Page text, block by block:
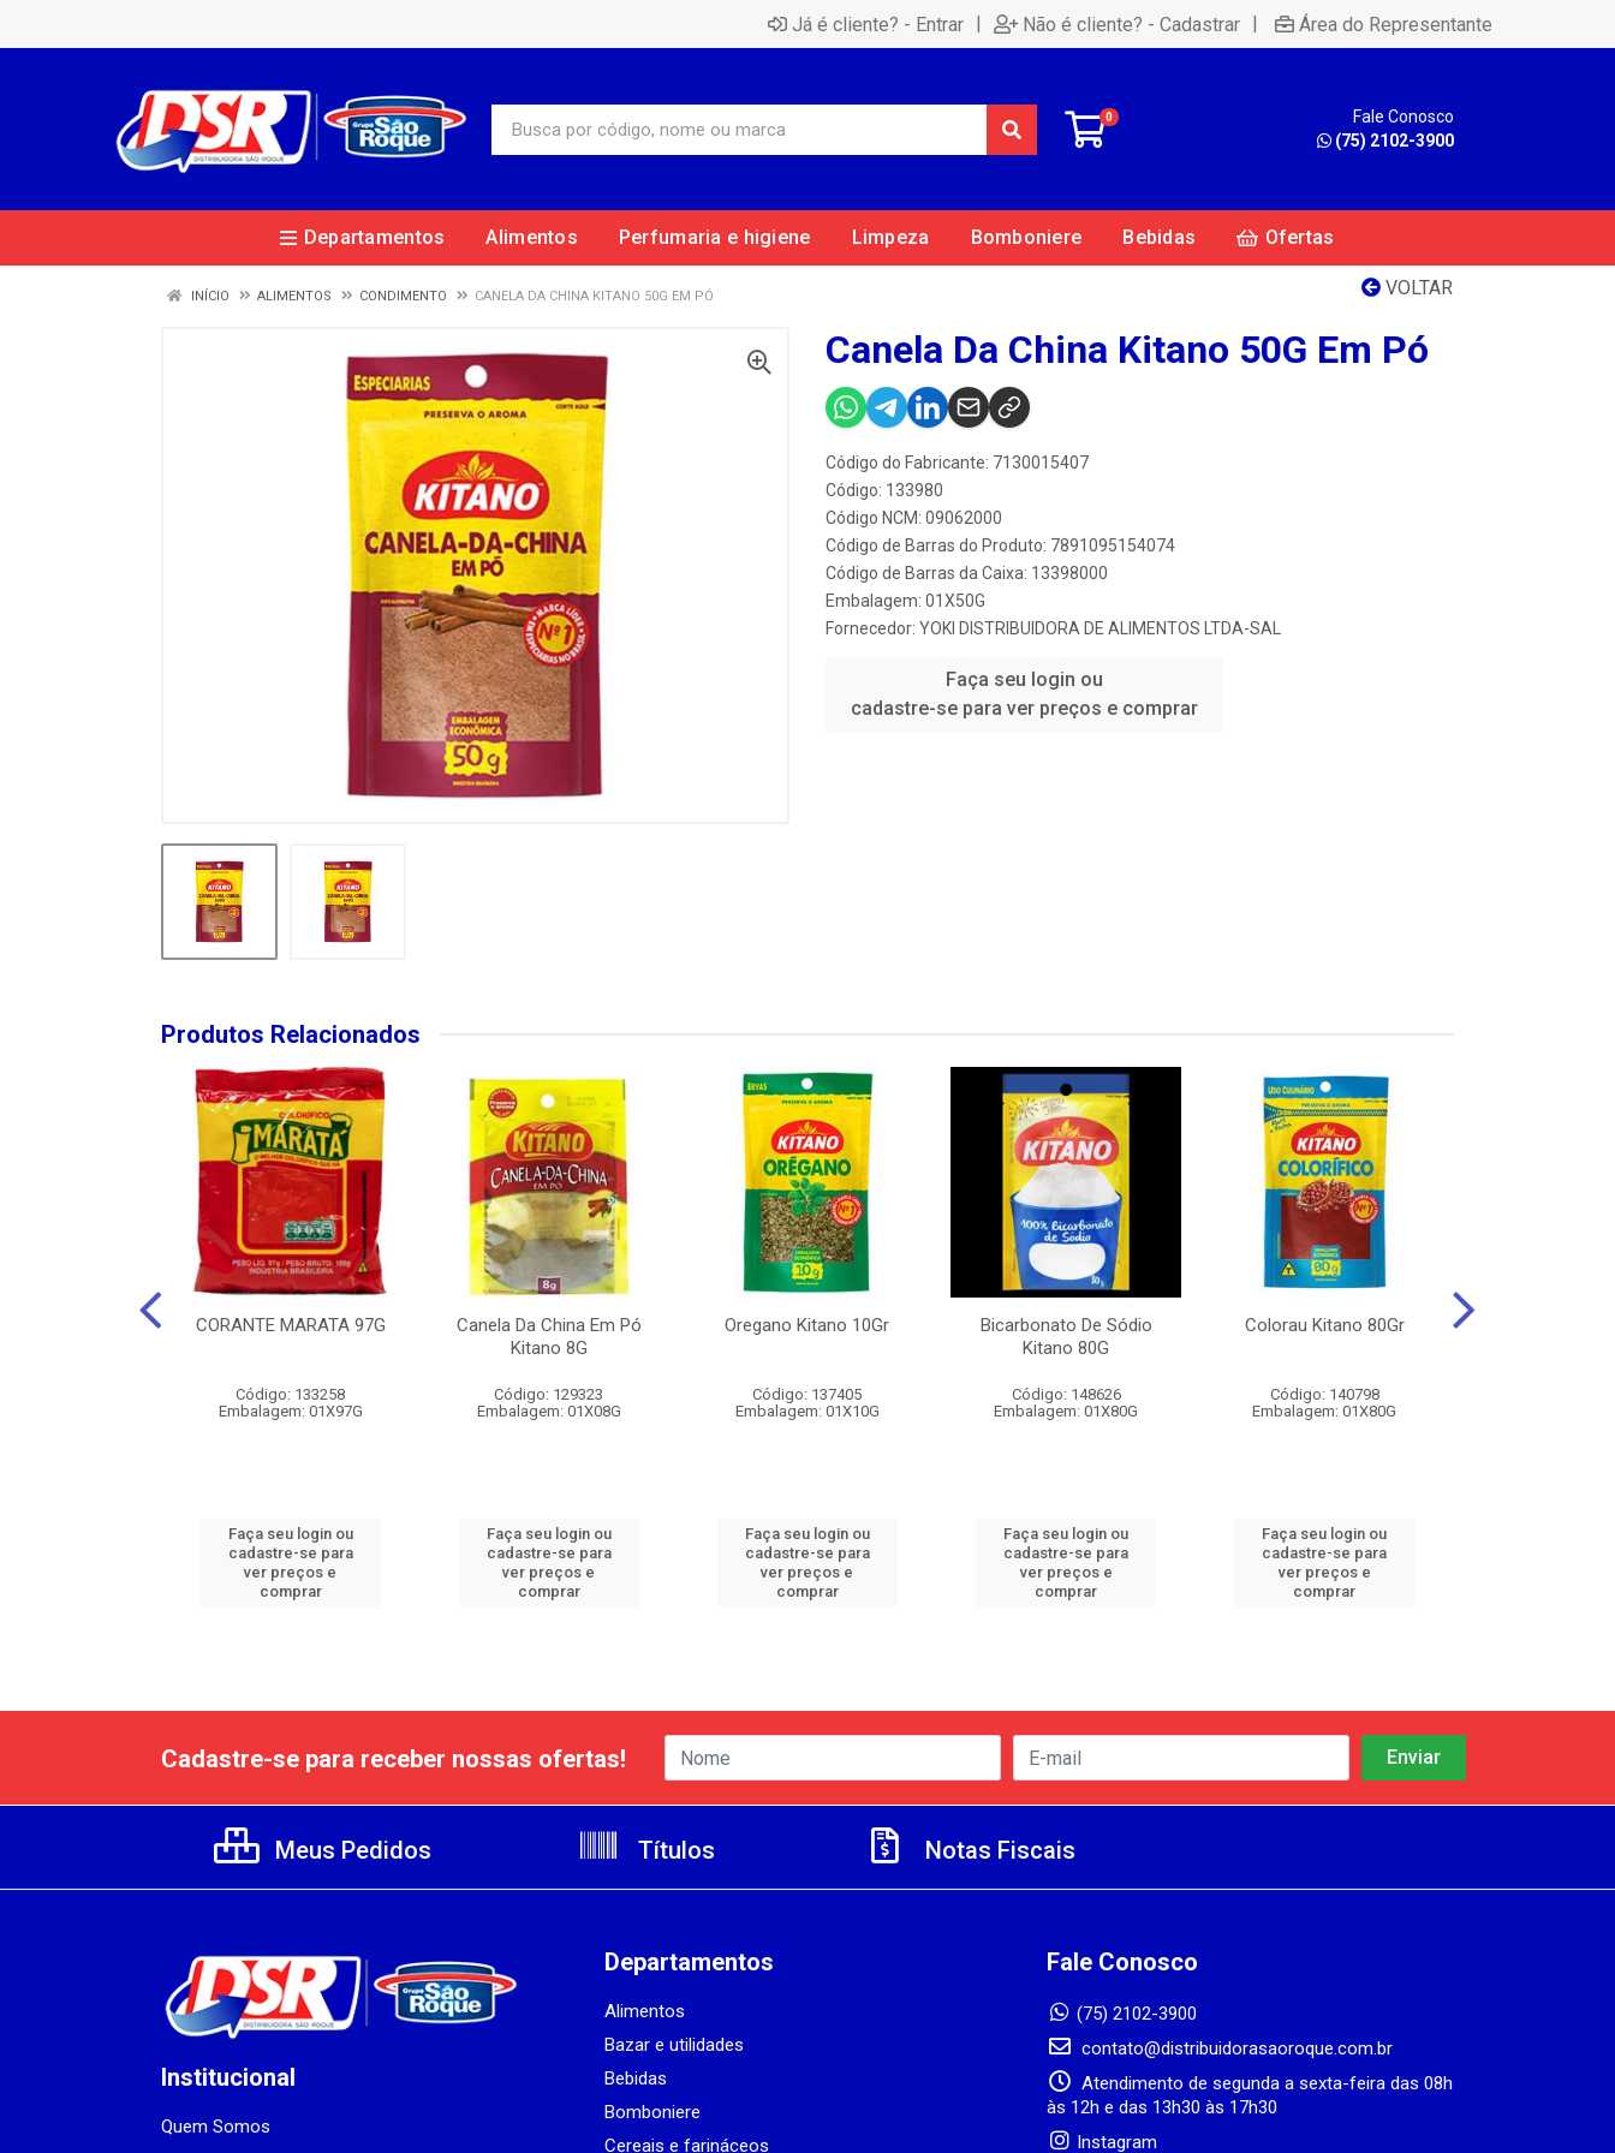
Já é cliente? - Entrar | Não é cliente? - Cadastrar | Área do Representante
0
Fale Conosco
(75) 2102-3900
Departamentos Alimentos Perfumaria e higiene Limpeza Bomboniere Bebidas Ofertas
VOLTAR
INÍCIO ALIMENTOS CONDIMENTO CANELA DA CHINA KITANO 50G EM PÓ
Canela Da China Kitano 50G Em Pó
Código do Fabricante: 7130015407
Código: 133980
Código NCM: 09062000
Código de Barras do Produto: 7891095154074
Código de Barras da Caixa: 13398000
Embalagem: 01X50G
Fornecedor: YOKI DISTRIBUIDORA DE ALIMENTOS LTDA-SAL
Faça seu login ou
cadastre-se para ver preços e comprar
Produtos Relacionados
CORANTE MARATA 97G
Código: 133258
Embalagem: 01X97G
Faça seu login ou
cadastre-se para
ver preços e
comprar
Canela Da China Em Pó
Kitano 8G
Código: 129323
Embalagem: 01X08G
Faça seu login ou
cadastre-se para
ver preços e
comprar
Oregano Kitano 10Gr
Código: 137405
Embalagem: 01X10G
Faça seu login ou
cadastre-se para
ver preços e
comprar
Bicarbonato De Sódio
Kitano 80G
Código: 148626
Embalagem: 01X80G
Faça seu login ou
cadastre-se para
ver preços e
comprar
Colorau Kitano 80Gr
Código: 140798
Embalagem: 01X80G
Faça seu login ou
cadastre-se para
ver preços e
comprar
Cadastre-se para receber nossas ofertas!
Meus Pedidos Títulos Notas Fiscais
Institucional
Quem Somos
Departamentos
Alimentos
Bazar e utilidades
Bebidas
Bomboniere
Cereais e farináceos
Fale Conosco
(75) 2102-3900
contato@distribuidorasaoroque.com.br
Atendimento de segunda a sexta-feira das 08h
às 12h e das 13h30 às 17h30
Instagram